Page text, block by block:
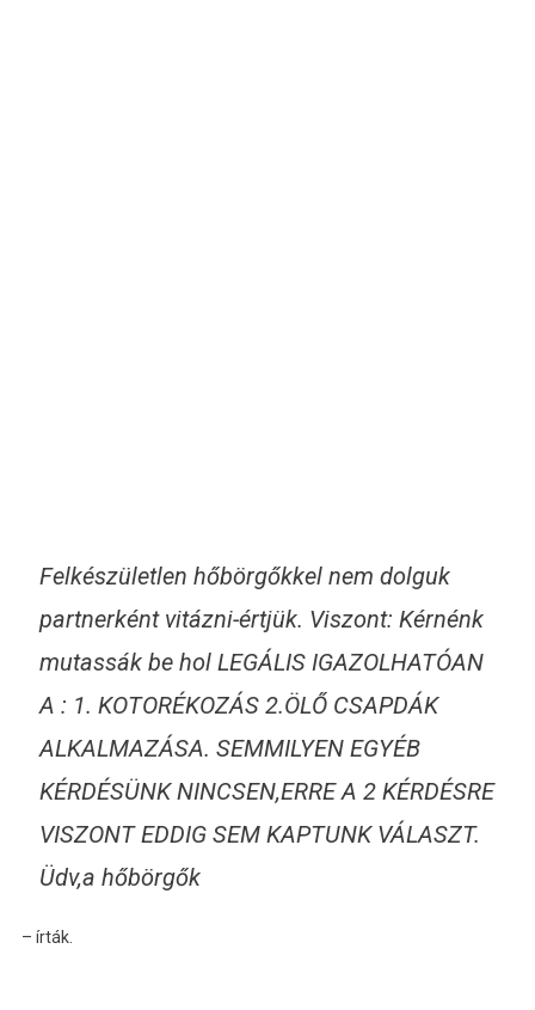
Felkészületlen hőbörgőkkel nem dolguk
partnerként vitázni-értjük. Viszont: Kérnénk
mutassák be hol LEGÁLIS IGAZOLHATÓAN
A : 1. KOTORÉKOZÁS 2.ÖLŐ CSAPDÁK
ALKALMAZÁSA. SEMMILYEN EGYÉB
KÉRDÉSÜNK NINCSEN,ERRE A 2 KÉRDÉSRE
VISZONT EDDIG SEM KAPTUNK VÁLASZT.
Üdv,a hőbörgők
– írták.